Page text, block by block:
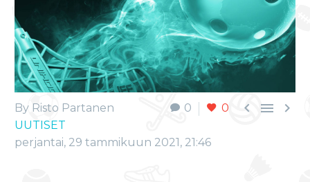
0 0   
By Risto Partanen
UUTISET
perjantai, 29 tammikuun 2021, 21:46